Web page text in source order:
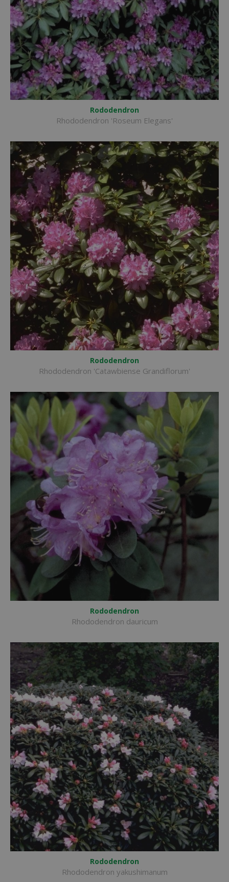
Rododendron
Rhododendron 'Roseum Elegans'
Rododendron
Rhododendron 'Catawbiense Grandiflorum'
Rododendron
Rhododendron dauricum
Rododendron
Rhododendron yakushimanum